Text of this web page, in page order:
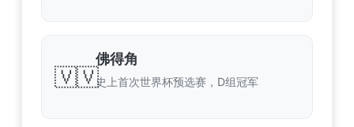
🇻🇻
佛得角
史上首次世界杯预选赛，D组冠军